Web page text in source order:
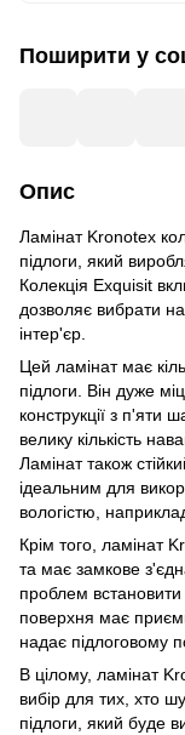
Поширити у
Опис
Ламінат Kronotex
підлоги, який
Колекція Exquisit
дозволяє вибрати
інтер'єр.
Цей ламінат має
підлоги. Він дуже
конструкції з п'яти
велику кількість
Ламінат також
ідеальним для
вологістю,
Крім того, ламінат
та має замкове
проблем встановити
поверхня має
надає підлоговому
В цілому, ламінат
вибір для тих, хто
підлоги, який буде